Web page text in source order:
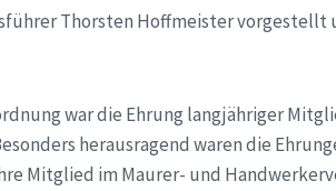
Thorsten Hoffmeister
war die Ehrung langjähriger
herausragend waren die
Mitglied im Maurer- und